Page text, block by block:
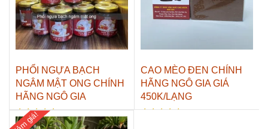
PHỔI NGỰA BẠCH
NGÂM MẬT ONG CHÍNH
HÃNG NGÔ GIA
Được xếp
500.000₫Giá
300.000₫ Giá
CAO MÈO ĐEN CHÍNH
HÃNG NGÔ GIA GIÁ
450K/LẠNG